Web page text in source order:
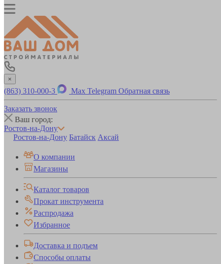
×
(863) 310-000-3 Max Telegram Обратная связь
Заказать звонок
Ваш город:
Ростов-на-Дону
Ростов-на-Дону Батайск Аксай
О компании
Магазины
Каталог товаров
Прокат инструмента
Распродажа
Избранное
Доставка и подъем
Способы оплаты